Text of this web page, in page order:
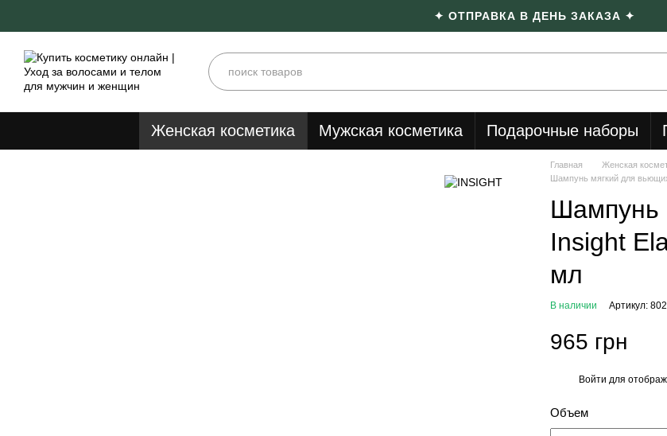
✦ ОТПРАВКА В ДЕНЬ ЗАКАЗА ✦
Женская косметика Мужская косметика Подарочные наборы
Главная Женская
Шампунь мягкий для
Шампунь
Insight
мл
В наличии Артикул:
965 грн
Войти для
Объем